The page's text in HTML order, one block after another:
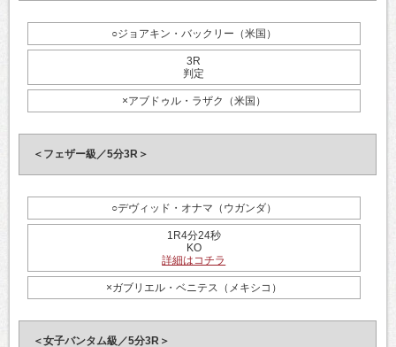
○ジョアキン・バックリー（米国）
3R
判定
×アブドゥル・ラザク（米国）
＜フェザー級／5分3R＞
○デヴィッド・オナマ（ウガンダ）
1R4分24秒
KO
詳細はコチラ
×ガブリエル・ベニテス（メキシコ）
＜女子バンタム級／5分3R＞